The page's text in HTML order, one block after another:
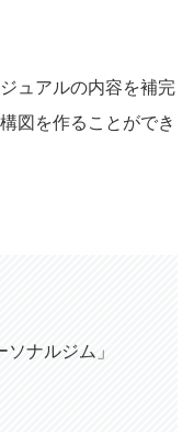
ュアルの内容を補完
図を作ることができ
ナルジム」